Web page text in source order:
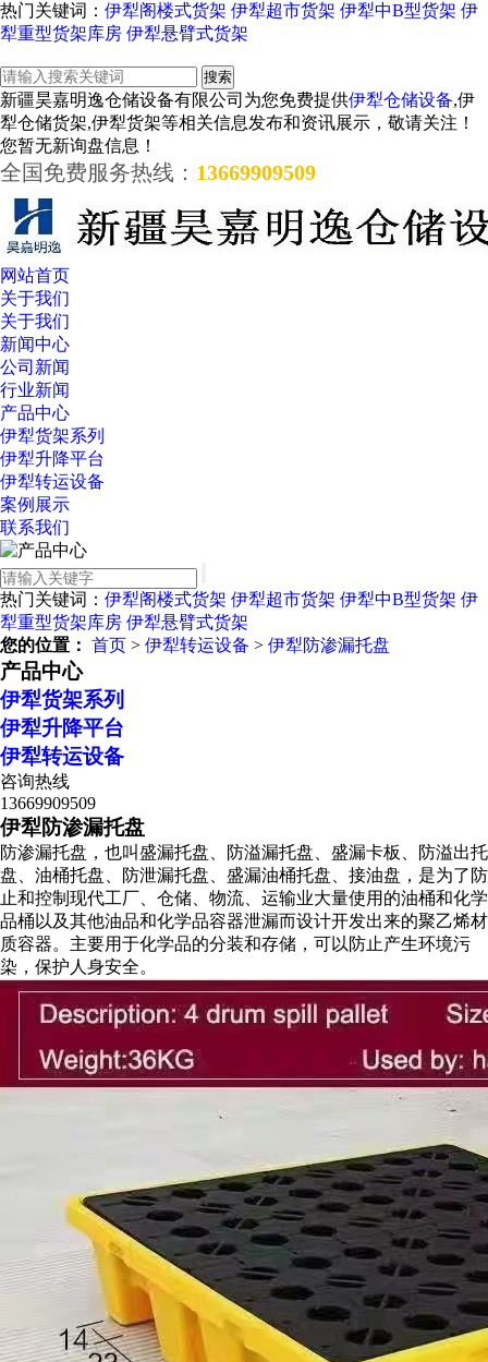
热门关键词： 伊犁阁楼式货架 伊犁超市货架 伊犁中B型货架 伊
犁重型货架库房 伊犁悬臂式货架
新疆昊嘉明逸仓储设备有限公司为您免费提供伊犁仓储设备,伊
犁仓储货架,伊犁货架等相关信息发布和资讯展示，敬请关注！
您暂无新询盘信息！
全国免费服务热线： 13669909509
网站首页
关于我们
关于我们
新闻中心
公司新闻
行业新闻
产品中心
伊犁货架系列
伊犁升降平台
伊犁转运设备
案例展示
联系我们
热门关键词： 伊犁阁楼式货架 伊犁超市货架 伊犁中B型货架 伊
犁重型货架库房 伊犁悬臂式货架
您的位置： 首页 > 伊犁转运设备 > 伊犁防渗漏托盘
产品中心
伊犁货架系列
伊犁升降平台
伊犁转运设备
咨询热线
13669909509
伊犁防渗漏托盘
防渗漏托盘，也叫盛漏托盘、防溢漏托盘、盛漏卡板、防溢出托
盘、油桶托盘、防泄漏托盘、盛漏油桶托盘、接油盘，是为了防
止和控制现代工厂、仓储、物流、运输业大量使用的油桶和化学
品桶以及其他油品和化学品容器泄漏而设计开发出来的聚乙烯材
质容器。主要用于化学品的分装和存储，可以防止产生环境污
染，保护人身安全。